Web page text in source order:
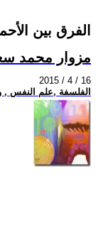
الفرق بين
مزوار محمد
2015 / 4 / 16
الفلسفة ,علم النفس ,